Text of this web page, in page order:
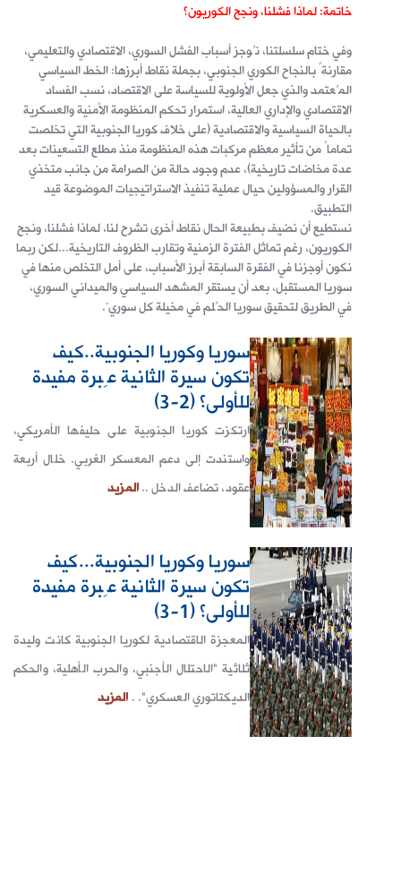
خاتمة: لماذا فشلنا، ونجح الكوريون؟
وفي ختام سلسلتنا، نُوجز أسباب الفشل السوري، الاقتصادي والتعليمي،
مقارنةً بالنجاح الكوري الجنوبي، بجملة نقاط أبرزها: الخط السياسي
المُعتمد والذي جعل الأولوية للسياسة على الاقتصاد، نسب الفساد
الاقتصادي والإداري العالية، استمرار تحكم المنظومة الأمنية والعسكرية
بالحياة السياسية والاقتصادية (على خلاف كوريا الجنوبية التي تخلصت
تماماً من تأثير معظم مركبات هذه المنظومة منذ مطلع التسعينات بعد
عدة مخاضات تاريخية)، عدم وجود حالة من الصرامة من جانب متخذي
القرار والمسؤولين حيال عملية تنفيذ الاستراتيجيات الموضوعة قيد
التطبيق.
نستطيع أن نضيف بطبيعة الحال نقاط أخرى تشرح لنا، لماذا فشلنا، ونجح
الكوريون، رغم تماثل الفترة الزمنية وتقارب الظروف التاريخية...لكن ربما
نكون أوجزنا في الفقرة السابقة أبرز الأسباب، على أمل التخلص منها في
سوريا المستقبل، بعد أن يستقر المشهد السياسي والميداني السوري،
في الطريق لتحقيق سوريا الحُلم في مخيلة كل سوريّ.
سوريا وكوريا الجنوبية..كيف
تكون سيرة الثانية عِبرة مفيدة
للأولى؟ (2-3)
ارتكزت كوريا الجنوبية على حليفها الأمريكي،
واستندت إلى دعم المعسكر الغربي. خلال أربعة
عقود، تضاعف الدخل ..المزيد
سوريا وكوريا الجنوبية...كيف
تكون سيرة الثانية عِبرة مفيدة
للأولى؟ (1-3)
المعجزة الاقتصادية لكوريا الجنوبية كانت وليدة
ثلاثية "الاحتلال الأجنبي، والحرب الأهلية، والحكم
الديكتاتوري العسكري". . المزيد